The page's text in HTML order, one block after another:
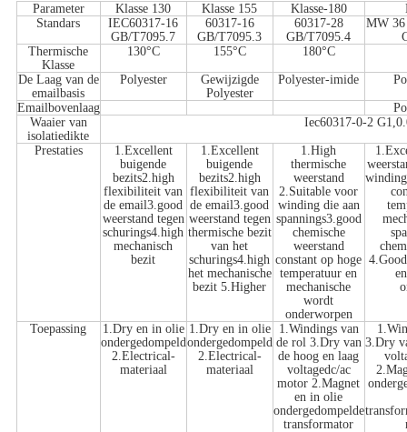
Parameter Klasse 130 Klasse 155 Klasse-180
Standars
IEC60317-16
GB/T7095.7
60317-16
GB/T7095.3
60317-28
GB/T7095.4
MW 36
Thermische
Klasse
130°C 155°C 180°C
De Laag van de
emailbasis
Polyester
Gewijzigde
Polyester
Polyester-imide
Emailbovenlaag
Waaier van
isolatiedikte
Iec60317-0-2
Prestaties
1.Excellent
buigende
bezits2.high
flexibiliteit van
de email3.good
weerstand tegen
schurings4.high
mechanisch
bezit
1.Excellent
buigende
bezits2.high
flexibiliteit van
de email3.good
weerstand tegen
thermische bezit
van het
schurings4.high
het mechanische
bezit 5.Higher
1.High
thermische
weerstand
2.Suitable voor
winding die aan
spannings3.good
chemische
weerstand
constant op hoge
temperatuur en
mechanische
wordt
onderworpen
Toepassing
1.Dry en in olie
ondergedompeld
2.Electrical-
materiaal
1.Dry en in olie
ondergedompeld
2.Electrical-
materiaal
1.Windings van
de rol 3.Dry van
de hoog en laag
voltagedc/ac
motor 2.Magnet
en in olie
ondergedompelde
transformator
3.Dry